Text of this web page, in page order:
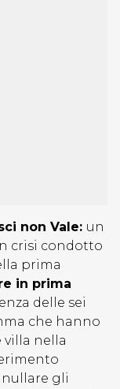
non Vale: un
crisi condotto
prima
in prima
delle sei
che hanno
villa nella
gli